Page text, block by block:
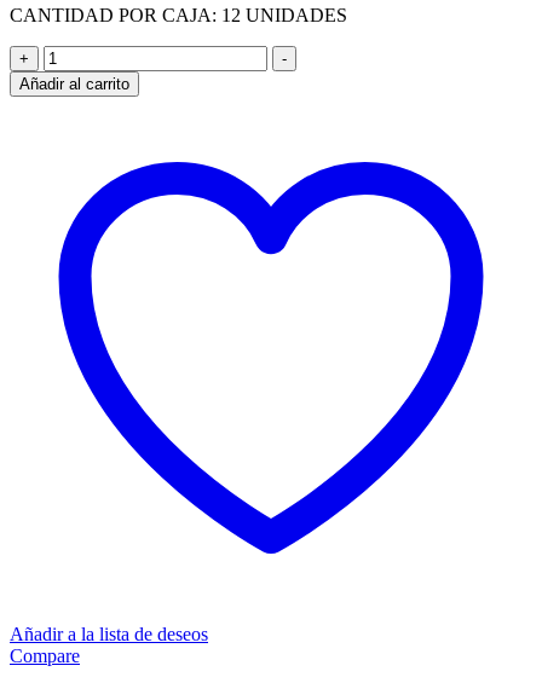
CANTIDAD POR CAJA: 12 UNIDADES
+
FRASCO
2000
ML
-
Añadir al carrito
Añadir a la lista de deseos
Compare